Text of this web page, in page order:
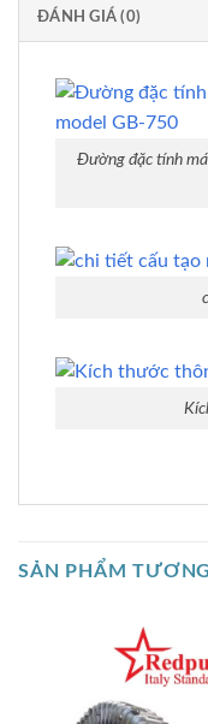
ĐÁNH GIÁ (0)
Đường đặc tính
SẢN PHẨM